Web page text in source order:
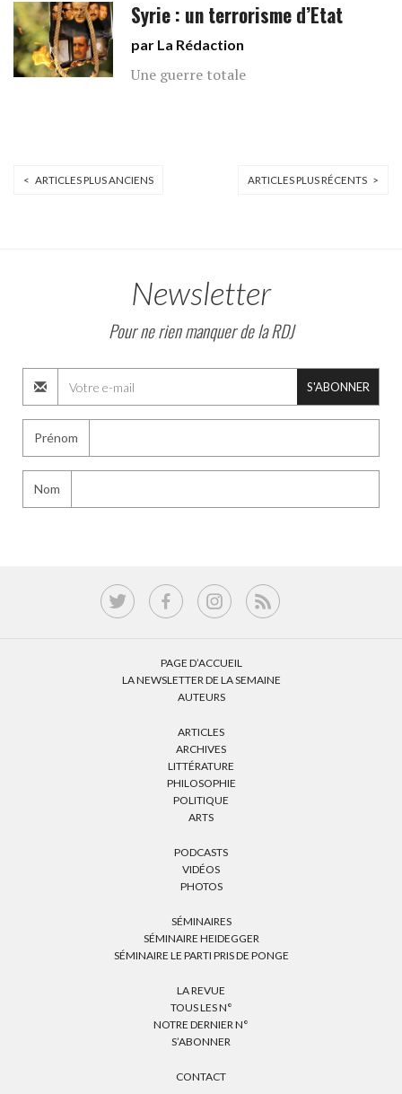
Syrie : un terrorisme d’Etat
par La Rédaction
Une guerre totale
< ARTICLES PLUS ANCIENS ARTICLES PLUS RÉCENTS >
Newsletter
Pour ne rien manquer de la RDJ
S'ABONNER
Prénom
Nom
PAGE D’ACCUEIL
LA NEWSLETTER DE LA SEMAINE
AUTEURS
ARTICLES
ARCHIVES
LITTÉRATURE
PHILOSOPHIE
POLITIQUE
ARTS
PODCASTS
VIDÉOS
PHOTOS
SÉMINAIRES
SÉMINAIRE HEIDEGGER
SÉMINAIRE LE PARTI PRIS DE PONGE
LA REVUE
TOUS LES N°
NOTRE DERNIER N°
S’ABONNER
CONTACT